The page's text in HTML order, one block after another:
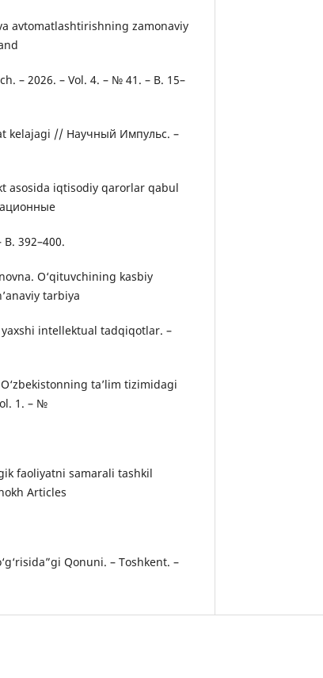
avtomatlashtirishning zamonaviy
– 2026. – Vol. 4. – № 41. – B. 15–
kelajagi // Научный Импульс. –
asosida iqtisodiy qarorlar qabul
392–400.
O‘qituvchining kasbiy
tarbiya
intellektual tadqiqotlar. –
ta’lim tizimidagi
1. – №
faoliyatni samarali tashkil
Articles
Qonuni. – Toshkent. –